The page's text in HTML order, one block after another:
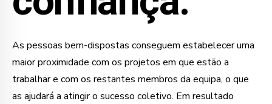
As pessoas bem-dispostas conseguem estabelecer uma
maior proximidade com os projetos em que estão a
trabalhar e com os restantes membros da equipa, o que
as ajudará a atingir o sucesso coletivo. Em resultado